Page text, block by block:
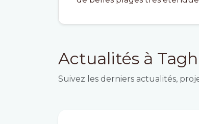
Actualités à
Suivez les derniers actualités,